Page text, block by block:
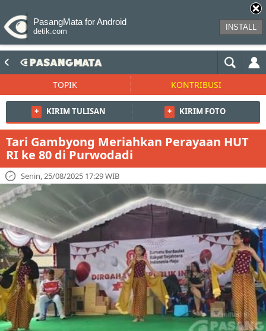
PasangMata for Android
detik.com INSTALL
TOPIK KONTRIBUSI
+ KIRIM TULISAN + KIRIM FOTO
Tari Gambyong Meriahkan Perayaan HUT
RI ke 80 di Purwodadi
Senin, 25/08/2025 17:29 WIB